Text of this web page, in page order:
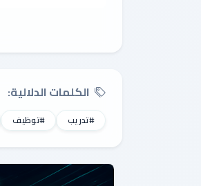
الكلمات الدلالية:
#تدريب #توظيف